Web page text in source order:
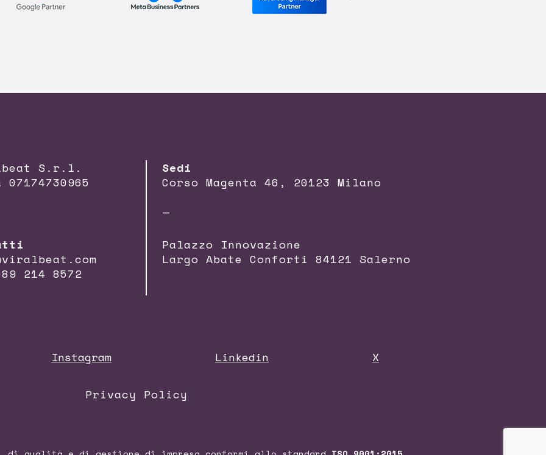
S.r.l.
214 8572
Sedi
Corso Magenta 46, 20123 Milano
—
Palazzo Innovazione
Largo Abate Conforti 84121 Salerno
Instagram Linkedin X
Privacy Policy